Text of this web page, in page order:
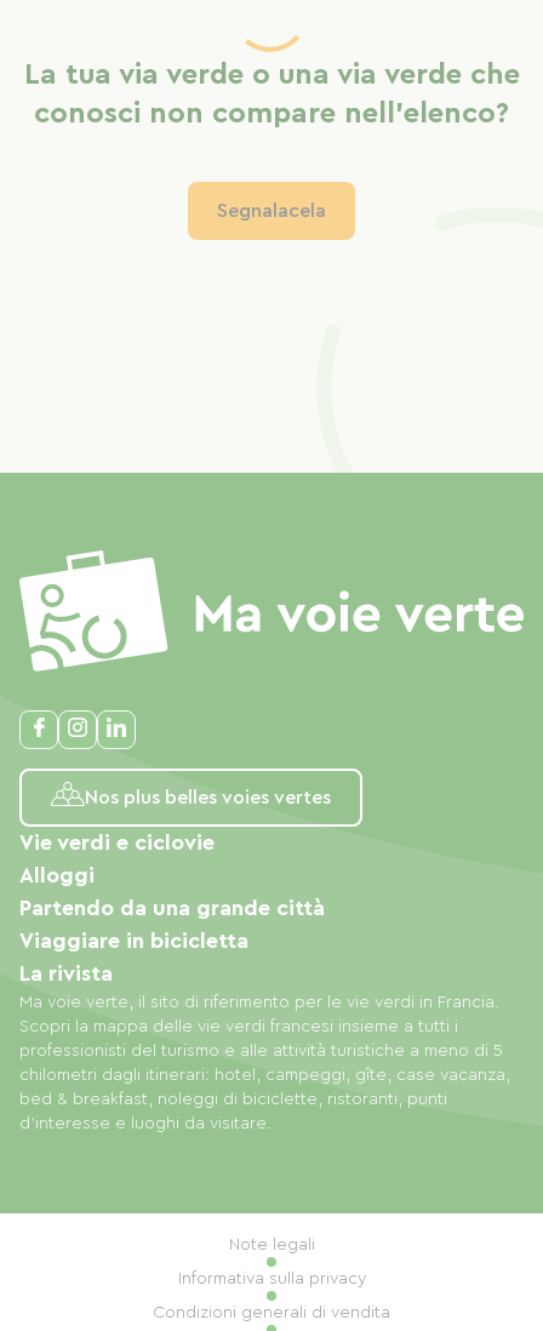
La tua via verde o una via verde che
conosci non compare nell'elenco?
Segnalacela
Nos plus belles voies vertes
Ma voie verte, il sito di riferimento per le vie verdi in Francia.
Scopri la mappa delle vie verdi francesi insieme a tutti i
professionisti del turismo e alle attività turistiche a meno di 5
chilometri dagli itinerari: hotel, campeggi, gîte, case vacanza,
bed & breakfast, noleggi di biciclette, ristoranti, punti
d'interesse e luoghi da visitare.
Vie verdi e ciclovie
Alloggi
Partendo da una grande città
Viaggiare in bicicletta
La rivista
Note legali
Informativa sulla privacy
Condizioni generali di vendita